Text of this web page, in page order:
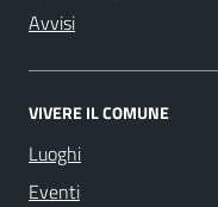
Avvisi
VIVERE IL COMUNE
Luoghi
Eventi